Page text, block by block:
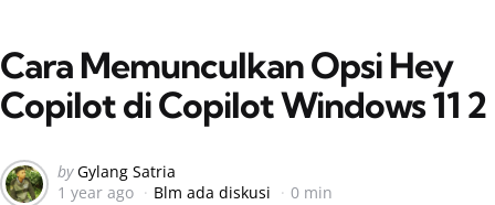
Cara Memunculkan Opsi Hey
Copilot di Copilot Windows 11 2
Posted
by
by Gylang Satria
1 year ago
Blm ada diskusi 0 min